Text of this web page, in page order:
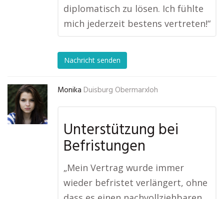
diplomatisch zu lösen. Ich fühlte
mich jederzeit bestens vertreten!“
Nachricht senden
Monika Duisburg Obermarxloh
Unterstützung bei
Befristungen
„Mein Vertrag wurde immer
wieder befristet verlängert, ohne